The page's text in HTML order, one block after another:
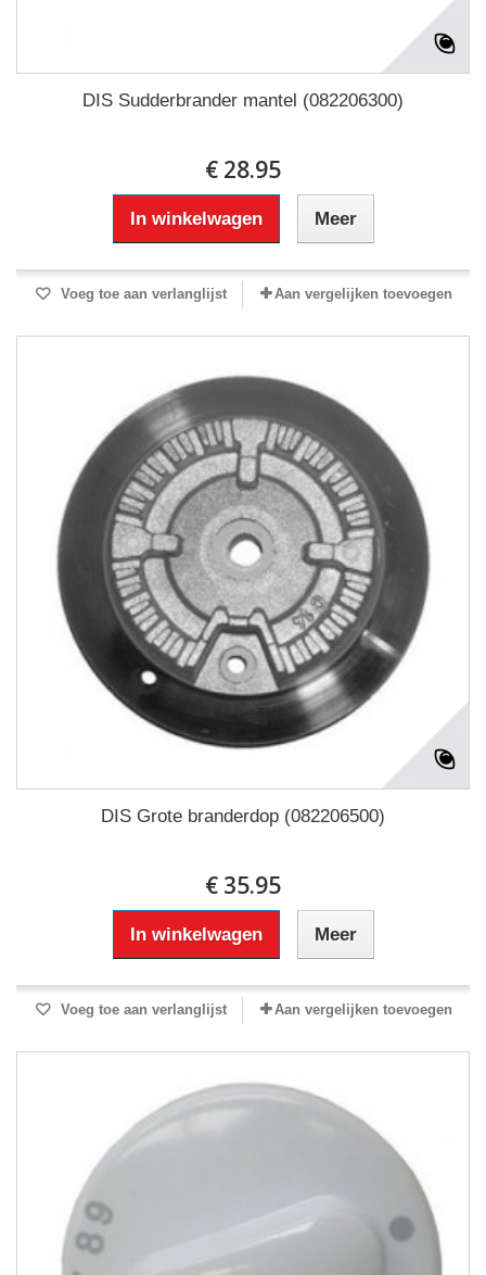
DIS Sudderbrander mantel (082206300)
€ 28.95
In winkelwagen Meer
Voeg toe aan verlanglijst Aan vergelijken toevoegen
DIS Grote branderdop (082206500)
€ 35.95
In winkelwagen Meer
Voeg toe aan verlanglijst Aan vergelijken toevoegen